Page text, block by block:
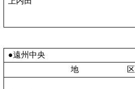
●遠州中央
地 区